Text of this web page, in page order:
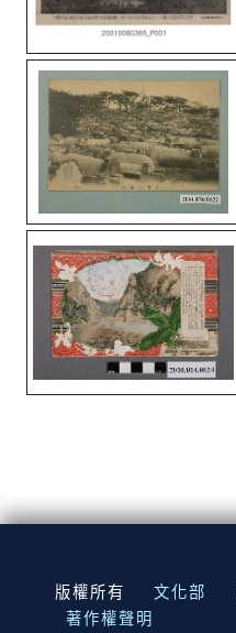
:::
版權所有 文化部
著作權聲明